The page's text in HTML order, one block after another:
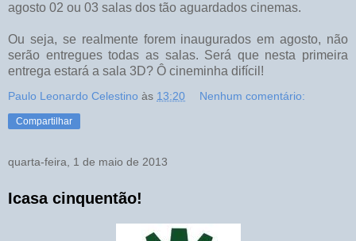
agosto 02 ou 03 salas dos tão aguardados cinemas.
Ou seja, se realmente forem inaugurados em agosto, não
serão entregues todas as salas. Será que nesta primeira
entrega estará a sala 3D? Ô cineminha difícil!
Paulo Leonardo Celestino às 13:20 Nenhum comentário:
Compartilhar
quarta-feira, 1 de maio de 2013
Icasa cinquentão!